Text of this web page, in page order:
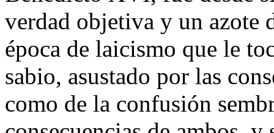
verdad objetiva y un azote
época de laicismo que le
sabio, asustado por las
como de la confusión